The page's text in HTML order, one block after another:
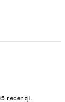
recenzji.